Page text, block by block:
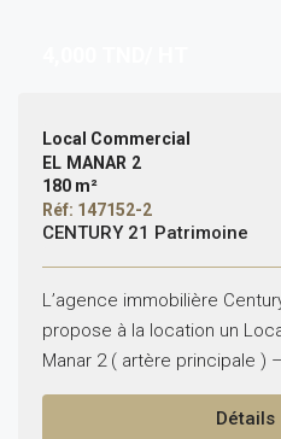
Local Commercial
EL MANAR 2
180 m²
Réf: 147152-2
CENTURY 21 Patrimoine
L’agence immobilière
propose à la location un
Manar 2 ( artère principale )
type de contrat :...
Détails